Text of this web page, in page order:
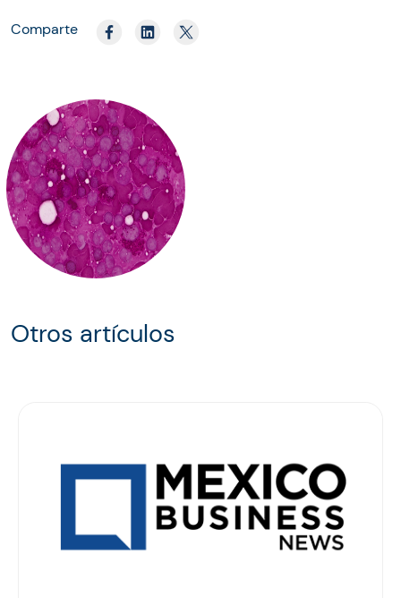
Comparte
Otros artículos